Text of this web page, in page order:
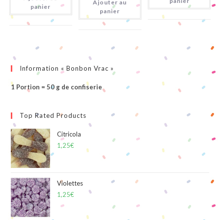
panier
Citriques
Ajouter au
panier
Information « Bonbon Vrac »
1 Portion = 50 g de confiserie
Top Rated Products
Citricola
1,25€
Violettes
1,25€